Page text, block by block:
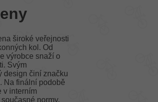
široké veřejnosti
kol. Od
výrobce snaží o
Svým
design činí značku
Na finální podobě
v interním
normy.